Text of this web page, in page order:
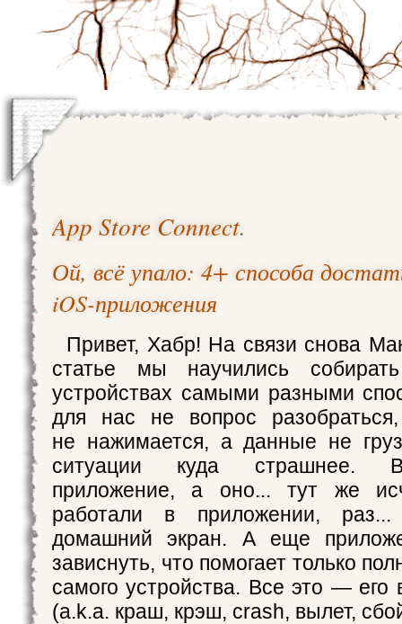
App Store Connect.
Ой, всё упало: 4+ способа
iOS-приложения
Привет, Хабр! На связи снова
статье мы научились
устройствах самыми разными
для нас не вопрос
не нажимается, а данные не
ситуации куда страшнее.
приложение, а оно... тут же
работали в приложении,
домашний экран. А еще
зависнуть, что помогает только
самого устройства. Все это — его
(a.k.a. краш, крэш, crash, вылет,